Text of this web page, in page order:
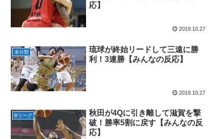
応】
2019.10.27
未分類
琉球が終始リードして三遠に勝
利！3連勝【みんなの反応】
2019.10.27
Bリーグ
秋田が4Qに引き離して滋賀を撃
破！勝率5割に戻す【みんなの反
応】